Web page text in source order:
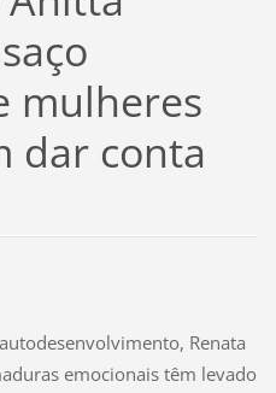
mulheres
dar conta
Renata
emocionais têm levado